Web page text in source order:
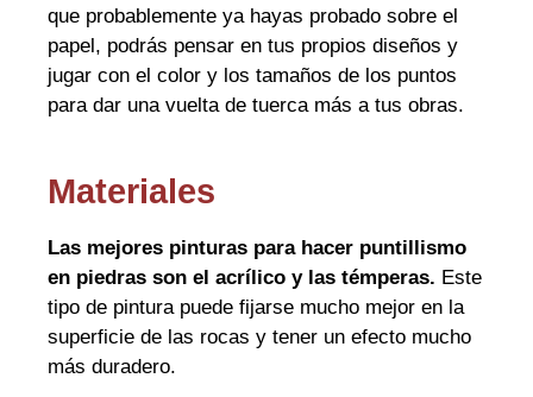
que probablemente ya hayas probado sobre el
papel, podrás pensar en tus propios diseños y
jugar con el color y los tamaños de los puntos
para dar una vuelta de tuerca más a tus obras.
Materiales
Las mejores pinturas para hacer puntillismo
en piedras son el acrílico y las témperas. Este
tipo de pintura puede fijarse mucho mejor en la
superficie de las rocas y tener un efecto mucho
más duradero.